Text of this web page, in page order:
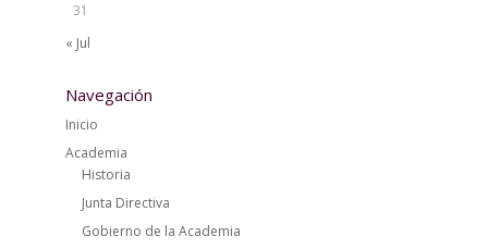
31
« Jul
Navegación
Inicio
Academia
Historia
Junta Directiva
Gobierno de la Academia